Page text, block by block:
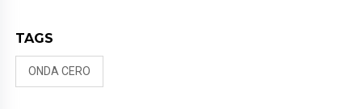
TAGS
ONDA CERO